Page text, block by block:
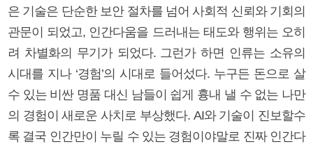
은 기술은 단순한 보안 절차를 넘어 사회적 신뢰와 기회의
관문이 되었고, 인간다움을 드러내는 태도와 행위는 오히
려 차별화의 무기가 되었다. 그런가 하면 인류는 소유의
시대를 지나 ‘경험’의 시대로 들어섰다. 누구든 돈으로 살
수 있는 비싼 명품 대신 남들이 쉽게 흉내 낼 수 없는 나만
의 경험이 새로운 사치로 부상했다. AI와 기술이 진보할수
록 결국 인간만이 누릴 수 있는 경험이야말로 진짜 인간다